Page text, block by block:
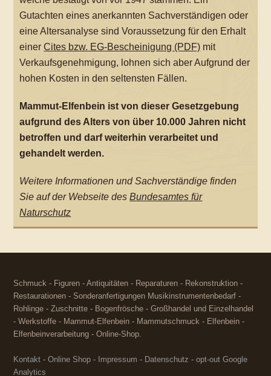
Gutachten eines anerkannten Sachverständigen oder
eine Altersanalyse sind Voraussetzung für den Erhalt
einerCites bzw. EG-Bescheinigung (PDF) mit
Verkaufsgenehmigung, lohnen sich aber Aufgrund der
hohen Kosten in den seltensten Fällen.
Mammut-Elfenbein ist von dieser Gesetzgebung
aufgrund des Alters von über 10.000 Jahren nicht
betroffen und darf weiterhin verarbeitet und
gehandelt werden.
Weitere Informationen und Sachverständige finden
Sie auf der Webseite desBundesamtes für
Naturschutz
Schmuck - Figuren - Antiquitäten - Reparaturen - Rekonstruktion -
Restaurationen - Sonderanfertigungen Musikinstrumentenbedarf -
Rohlinge - Zuschnitte - Bogenfrösche - Großhandel und Einzelhandel
- Werkstoffe - Mammut-Elfenbein - Mammutschmuck - Elfenbein -
Elfenbeinverarbeitung - Online-Shop.
Kontakt -Online Shop - Impressum - Datenschutz -opt-out Google
Analytics